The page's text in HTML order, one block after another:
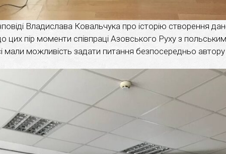
Владислава Ковальчука про історію створення
цих пір моменти співпраці Азовського Руху з
мали можливість задати питання безпосередньо автору